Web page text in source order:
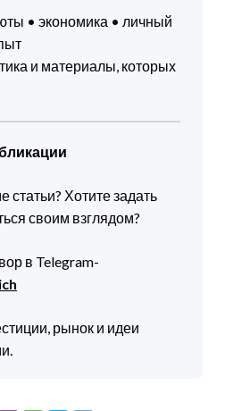
• экономика • личный
и материалы, которых
статьи? Хотите задать
своим взглядом?
в Telegram-
рынок и идеи